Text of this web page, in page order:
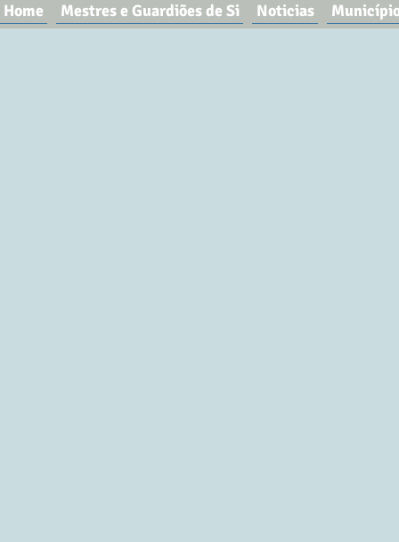
Home Mestres e Guardiões de Si Noticias